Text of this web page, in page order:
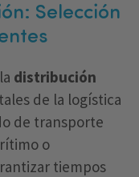
Selección
distribución
de la logística
de transporte
o
tiempos